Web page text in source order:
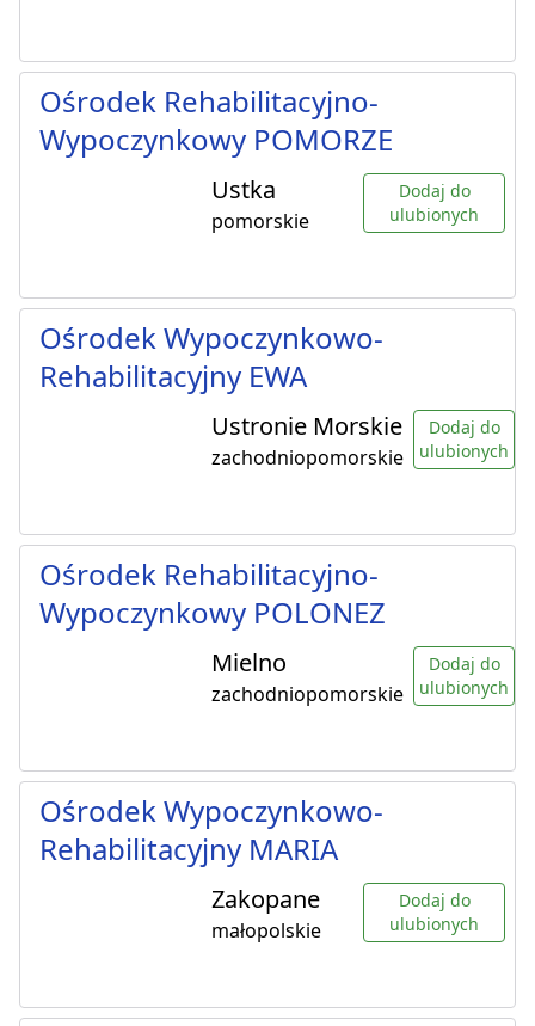
Ośrodek Rehabilitacyjno-
Wypoczynkowy POMORZE
Ustka
pomorskie
Dodaj do
ulubionych
Ośrodek Wypoczynkowo-
Rehabilitacyjny EWA
Ustronie Morskie
zachodniopomorskie
Dodaj do
ulubionych
Ośrodek Rehabilitacyjno-
Wypoczynkowy POLONEZ
Mielno
zachodniopomorskie
Dodaj do
ulubionych
Ośrodek Wypoczynkowo-
Rehabilitacyjny MARIA
Zakopane
małopolskie
Dodaj do
ulubionych